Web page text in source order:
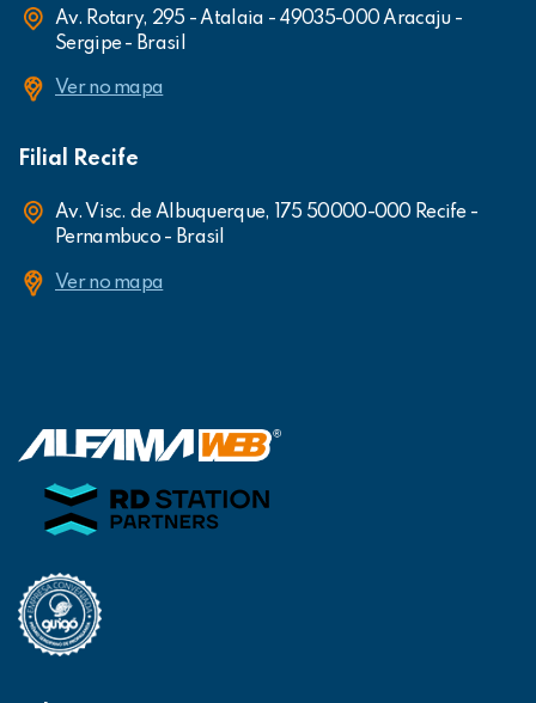
Av. Rotary, 295 - Atalaia - 49035-000 Aracaju -
Sergipe - Brasil
Ver no mapa
Filial Recife
Av. Visc. de Albuquerque, 175 50000-000 Recife -
Pernambuco - Brasil
Ver no mapa